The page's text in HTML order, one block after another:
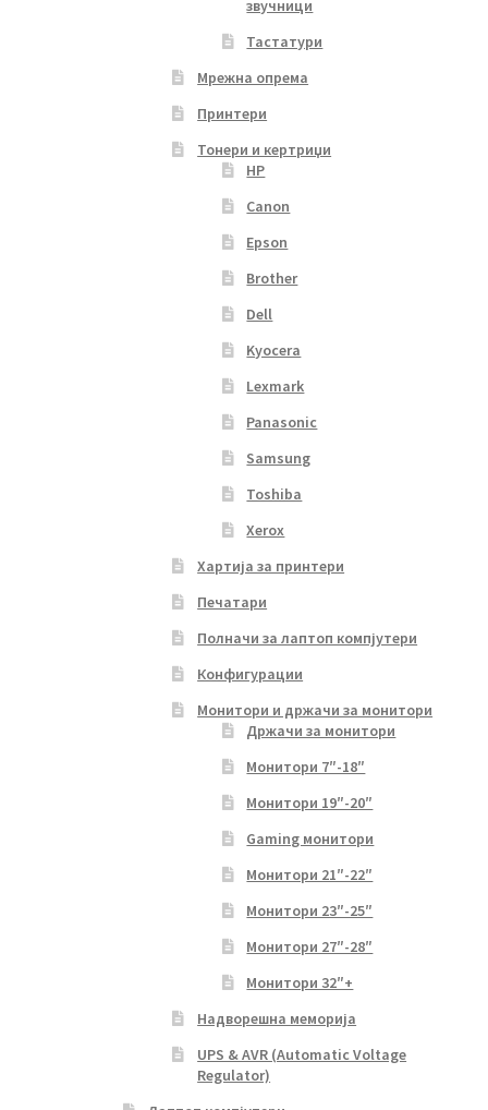
звучници
Тастатури
Мрежна опрема
Принтери
Тонери и кертриџи
HP
Canon
Epson
Brother
Dell
Kyocera
Lexmark
Panasonic
Samsung
Toshiba
Xerox
Хартија за принтери
Печатари
Полначи за лаптоп компјутери
Конфигурации
Монитори и држачи за монитори
Држачи за монитори
Монитори 7″-18″
Монитори 19″-20″
Gaming монитори
Монитори 21″-22″
Монитори 23″-25″
Монитори 27″-28″
Монитори 32″+
Надворешна меморија
UPS & AVR (Automatic Voltage
Regulator)